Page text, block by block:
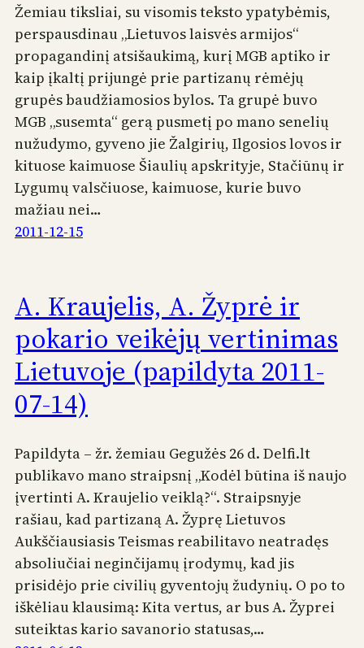
Žemiau tiksliai, su visomis teksto ypatybėmis,
perspausdinau „Lietuvos laisvės armijos“
propagandinį atsišaukimą, kurį MGB aptiko ir
kaip įkaltį prijungė prie partizanų rėmėjų
grupės baudžiamosios bylos. Ta grupė buvo
MGB „susemta“ gerą pusmetį po mano senelių
nužudymo, gyveno jie Žalgirių, Ilgosios lovos ir
kituose kaimuose Šiaulių apskrityje, Stačiūnų ir
Lygumų valsčiuose, kaimuose, kurie buvo
mažiau nei…
2011-12-15
A. Kraujelis, A. Žyprė ir
pokario veikėjų vertinimas
Lietuvoje (papildyta 2011-
07-14)
Papildyta – žr. žemiau Gegužės 26 d. Delfi.lt
publikavo mano straipsnį „Kodėl būtina iš naujo
įvertinti A. Kraujelio veiklą?“. Straipsnyje
rašiau, kad partizaną A. Žyprę Lietuvos
Aukščiausiasis Teismas reabilitavo neatradęs
absoliučiai neginčijamų įrodymų, kad jis
prisidėjo prie civilių gyventojų žudynių. O po to
iškėliau klausimą: Kita vertus, ar bus A. Žyprei
suteiktas kario savanorio statusas,…